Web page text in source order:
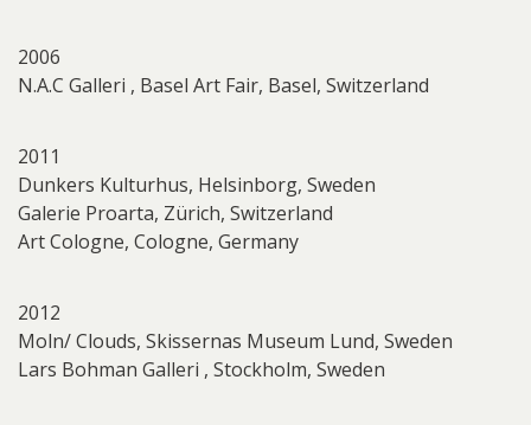
2006
N.A.C Galleri , Basel Art Fair, Basel, Switzerland
2011
Dunkers Kulturhus, Helsinborg, Sweden
Galerie Proarta, Zürich, Switzerland
Art Cologne, Cologne, Germany
2012
Moln/ Clouds, Skissernas Museum Lund, Sweden
Lars Bohman Galleri , Stockholm, Sweden